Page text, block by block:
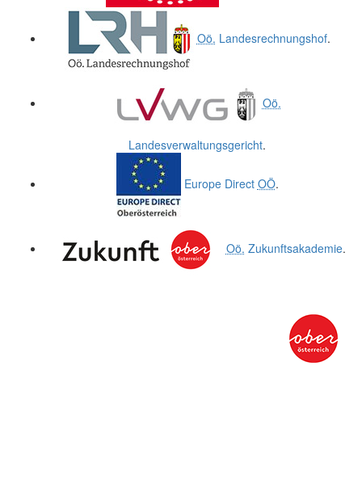
Oö. Landesrechnungshof.
Oö.
Landesverwaltungsgericht.
Europe Direct OÖ.
Oö. Zukunftsakademie.